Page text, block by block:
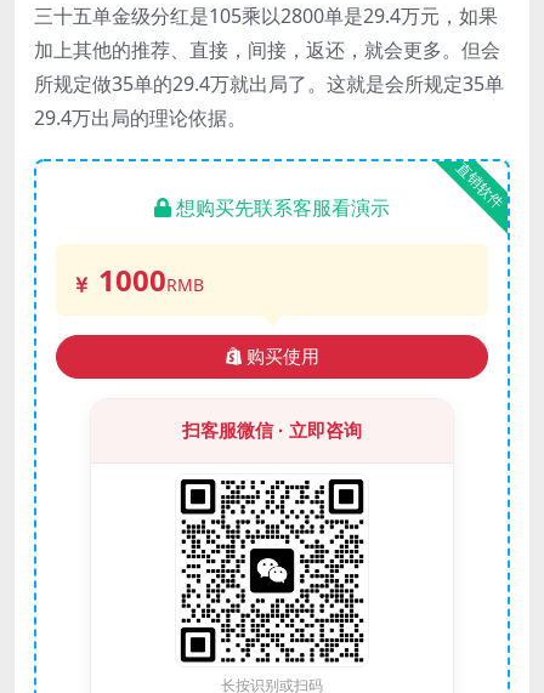
三十五单金级分红是105乘以2800单是29.4万元，如果
加上其他的推荐、直接，间接，返还，就会更多。但会
所规定做35单的29.4万就出局了。这就是会所规定35单
29.4万出局的理论依据。
直销软件
想购买先联系客服看演示
1000RMB
购买使用
扫客服微信 · 立即咨询
长按识别或扫码